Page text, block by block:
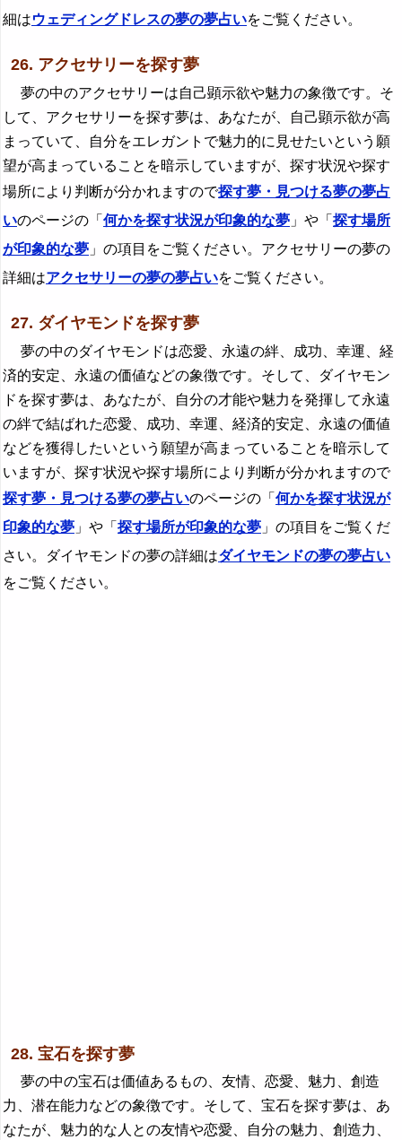
細はウェディングドレスの夢の夢占いをご覧ください。
26. アクセサリーを探す夢
夢の中のアクセサリーは自己顕示欲や魅力の象徴です。そ
して、アクセサリーを探す夢は、あなたが、自己顕示欲が高
まっていて、自分をエレガントで魅力的に見せたいという願
望が高まっていることを暗示していますが、探す状況や探す
場所により判断が分かれますので探す夢・見つける夢の夢占
いのページの「 何かを探す状況が印象的な夢 」や「 探す場所
が印象的な夢 」の項目をご覧ください。アクセサリーの夢の
詳細はアクセサリーの夢の夢占いをご覧ください。
27. ダイヤモンドを探す夢
夢の中のダイヤモンドは恋愛、永遠の絆、成功、幸運、経
済的安定、永遠の価値などの象徴です。そして、ダイヤモン
ドを探す夢は、あなたが、自分の才能や魅力を発揮して永遠
の絆で結ばれた恋愛、成功、幸運、経済的安定、永遠の価値
などを獲得したいという願望が高まっていることを暗示して
いますが、探す状況や探す場所により判断が分かれますので
探す夢・見つける夢の夢占いのページの「 何かを探す状況が
印象的な夢 」や「 探す場所が印象的な夢 」の項目をご覧くだ
さい。ダイヤモンドの夢の詳細はダイヤモンドの夢の夢占い
をご覧ください。
28. 宝石を探す夢
夢の中の宝石は価値あるもの、友情、恋愛、魅力、創造
力、潜在能力などの象徴です。そして、宝石を探す夢は、あ
なたが、魅力的な人との友情や恋愛、自分の魅力、創造力、